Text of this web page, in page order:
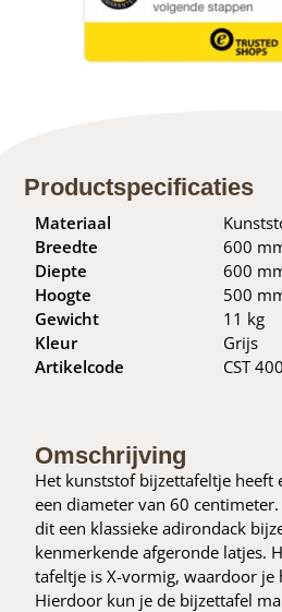
Productspecificaties
Materiaal
Breedte
Diepte
Hoogte
Gewicht
Kleur
Artikelcode
600
600
500
11 kg
Grijs
CST 400
Omschrijving
Het kunststof bijzettafeltje heeft
een diameter van 60
dit een klassieke adirondack
kenmerkende afgeronde latjes.
tafeltje is X-vormig, waardoor je
Hierdoor kun je de bijzettafel